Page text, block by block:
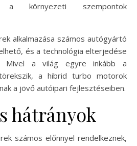
a környezeti szempontok
alkalmazása számos autógyártó
és a technológia elterjedése
Mivel a világ egyre inkább a
a hibrid turbo motorok
a jövő autóipari fejlesztéseiben.
hátrányok
számos előnnyel rendelkeznek,